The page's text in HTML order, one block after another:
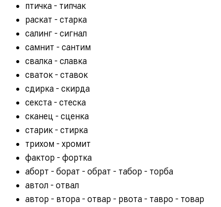
птичка - типчак
раскат - старка
салинг - сигнал
самнит - сантим
свалка - славка
сваток - ставок
сдирка - скирда
секста - стеска
сканец - сценка
старик - стирка
трихом - хромит
фактор - фортка
аборт - борат - обрат - табор - торба
автол - отвал
автор - втора - отвар - рвота - тавро - товар